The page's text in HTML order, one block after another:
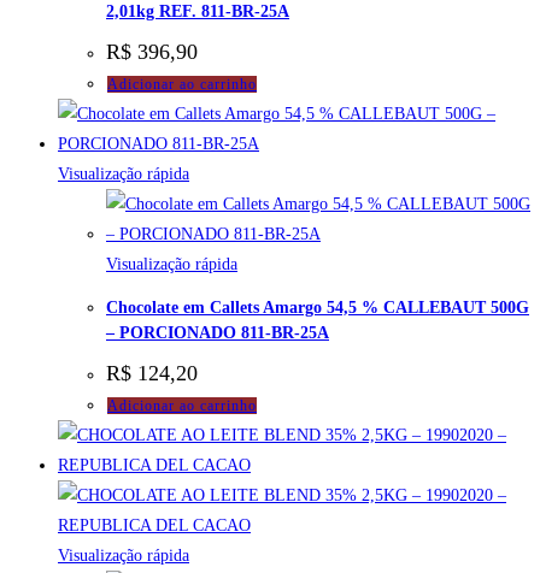
2,01kg REF. 811-BR-25A
R$ 396,90
Adicionar ao carrinho
Visualização rápida
Visualização rápida
Chocolate em Callets Amargo 54,5 % CALLEBAUT 500G
– PORCIONADO 811-BR-25A
R$ 124,20
Adicionar ao carrinho
Visualização rápida